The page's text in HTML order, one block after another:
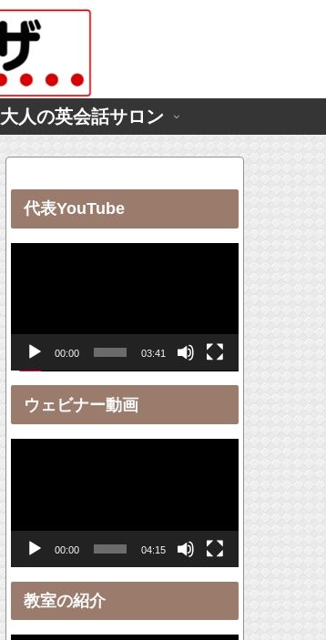
大人の英会話サロン
代表YouTube
レ
ヤ
00:00 03:41
ウェビナー動画
レ
ヤ
ー
00:00 04:15
教室の紹介